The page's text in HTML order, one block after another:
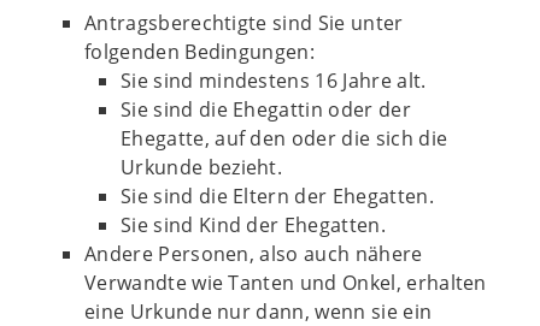
Antragsberechtigte sind Sie unter
folgenden Bedingungen:
Sie sind mindestens 16 Jahre alt.
Sie sind die Ehegattin oder der
Ehegatte, auf den oder die sich die
Urkunde bezieht.
Sie sind die Eltern der Ehegatten.
Sie sind Kind der Ehegatten.
Andere Personen, also auch nähere
Verwandte wie Tanten und Onkel, erhalten
eine Urkunde nur dann, wenn sie ein